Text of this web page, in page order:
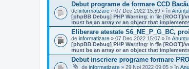
Debut programe de formare CCD
de informatizare » 07 Dec 2022 15:59 » în
[phpBB Debug] PHP Warning: in file [ROOT]/
must be an array or an object that
Eliberare atestate S6_NE_P_G_BC,
de informatizare » 07 Dec 2022 15:07 » în
[phpBB Debug] PHP Warning: in file [ROOT]/
must be an array or an object that
Debut inscriere programe formare
de informatizare » 29 Noi 2022 09:05 » în